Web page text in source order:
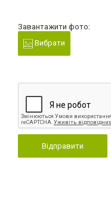
Завантажити фото:
Вибрати
Відправити